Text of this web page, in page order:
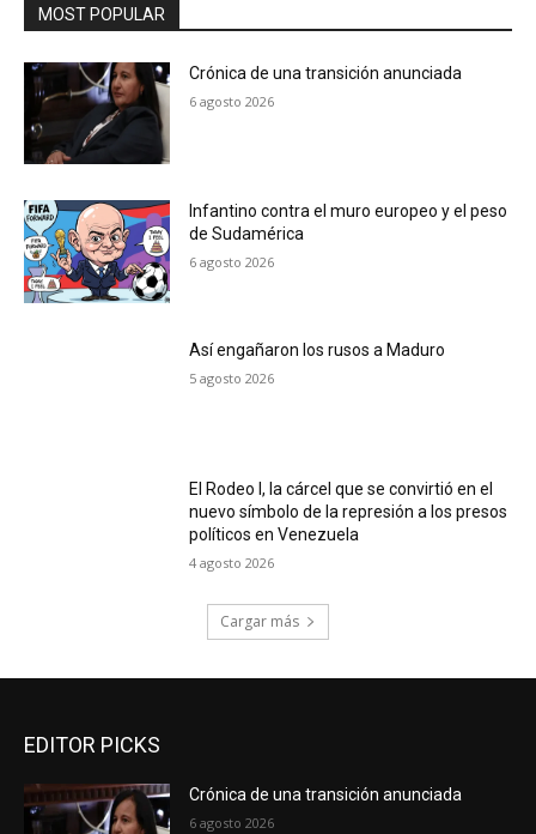
MOST POPULAR
Crónica de una transición anunciada
6 agosto 2026
Infantino contra el muro europeo y el peso
de Sudamérica
6 agosto 2026
Así engañaron los rusos a Maduro
5 agosto 2026
El Rodeo I, la cárcel que se convirtió en el
nuevo símbolo de la represión a los presos
políticos en Venezuela
4 agosto 2026
Cargar más
EDITOR PICKS
Crónica de una transición anunciada
6 agosto 2026